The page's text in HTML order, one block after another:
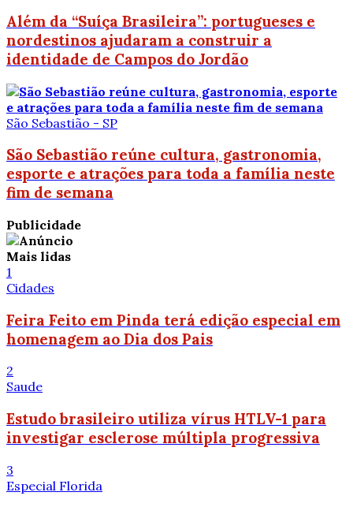
Além da “Suíça Brasileira”: portugueses e
nordestinos ajudaram a construir a
identidade de Campos do Jordão
São Sebastião - SP
São Sebastião reúne cultura, gastronomia,
esporte e atrações para toda a família neste
fim de semana
Publicidade
Mais lidas
1
Cidades
Feira Feito em Pinda terá edição especial em
homenagem ao Dia dos Pais
2
Saude
Estudo brasileiro utiliza vírus HTLV-1 para
investigar esclerose múltipla progressiva
3
Especial Florida